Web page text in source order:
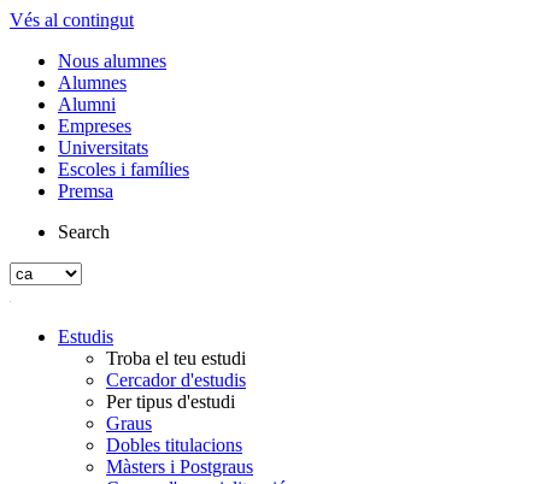
Vés al contingut
Nous alumnes
Alumnes
Alumni
Empreses
Universitats
Escoles i famílies
Premsa
Search
Estudis
Troba el teu estudi
Cercador d'estudis
Per tipus d'estudi
Graus
Dobles titulacions
Màsters i Postgraus